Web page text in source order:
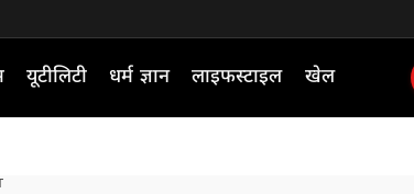
यूटीलिटी धर्म ज्ञान लाइफस्टाइल खेल